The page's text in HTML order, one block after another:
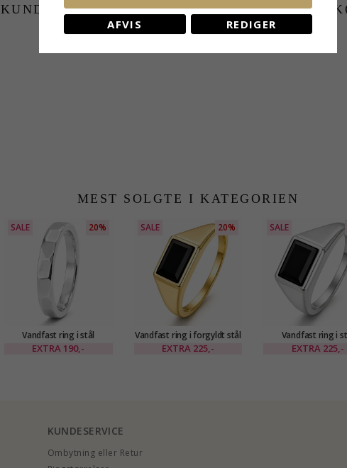
KUNDER DER HAR KØBT DENNE HAR OGSÁ
MEST SOLGTE I KATEGORIEN
SALE 20%
Vandfast ring i stål
EXTRA 190,-
SALE 20%
Vandfast ring i forgyldt stål
EXTRA 225,-
SALE
Vandfast ring i
EXTRA 225,-
KUNDESERVICE
Ombytning eller Retur
AFVIS REDIGER